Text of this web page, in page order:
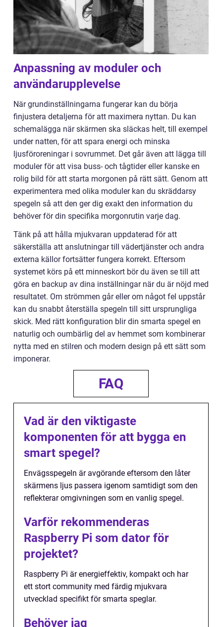
Anpassning av moduler och
användarupplevelse
När grundinställningarna fungerar kan du börja
finjustera detaljerna för att maximera nyttan. Du kan
schemalägga när skärmen ska släckas helt, till exempel
under natten, för att spara energi och minska
ljusföroreningar i sovrummet. Det går även att lägga till
moduler för att visa buss- och tågtider eller kanske en
rolig bild för att starta morgonen på rätt sätt. Genom att
experimentera med olika moduler kan du skräddarsy
spegeln så att den ger dig exakt den information du
behöver för din specifika morgonrutin varje dag.
Tänk på att hålla mjukvaran uppdaterad för att
säkerställa att anslutningar till vädertjänster och andra
externa källor fortsätter fungera korrekt. Eftersom
systemet körs på ett minneskort bör du även se till att
göra en backup av dina inställningar när du är nöjd med
resultatet. Om strömmen går eller om något fel uppstår
kan du snabbt återställa spegeln till sitt ursprungliga
skick. Med rätt konfiguration blir din smarta spegel en
naturlig och oumbärlig del av hemmet som kombinerar
nytta med en stilren och modern design på ett sätt som
imponerar.
FAQ
Vad är den viktigaste
komponenten för att bygga en
smart spegel?
Envägsspegeln är avgörande eftersom den låter
skärmens ljus passera igenom samtidigt som den
reflekterar omgivningen som en vanlig spegel.
Varför rekommenderas
Raspberry Pi som dator för
projektet?
Raspberry Pi är energieffektiv, kompakt och har
ett stort community med färdig mjukvara
utvecklad specifikt för smarta speglar.
Behöver jag